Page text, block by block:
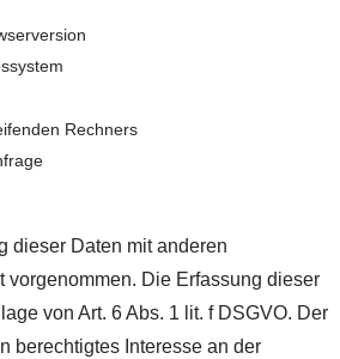
Rechners
dieser Daten mit anderen
vorgenommen. Die Erfassung dieser
von Art. 6 Abs. 1 lit. f DSGVO. Der
berechtigtes Interesse an der